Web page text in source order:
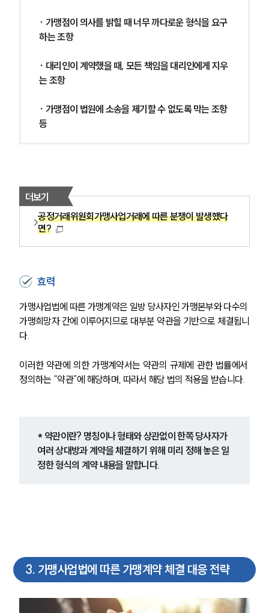
기업법무그룹 업무
전체
기업전문변호사
오시는 길
글로벌 파트너 로펌
통합검색
· 가맹점이 의사를 밝힐 때 너무 까다로운 형식을 요구
하는 조항
· 대리인이 계약했을 때, 모든 책임을 대리인에게 지우
는 조항
· 가맹점이 법원에 소송을 제기할 수 없도록 막는 조항
등
더보기
공정거래위원회가맹사업거래에 따른 분쟁이 발생했다
면?
효력
가맹사업법에 따른 가맹계약은 일방 당사자인 가맹본부와 다수의
가맹희망자 간에 이루어지므로 대부분 약관을 기반으로 체결됩니
다.
이러한 약관에 의한 가맹계약서는 약관의 규제에 관한 법률에서
정의하는 “약관”에 해당하며, 따라서 해당 법의 적용을 받습니다.
* 약관이란? 명칭이나 형태와 상관없이 한쪽 당사자가
여러 상대방과 계약을 체결하기 위해 미리 정해 놓은 일
정한 형식의 계약 내용을 말합니다.
3. 가맹사업법에 따른 가맹계약 체결 대응 전략